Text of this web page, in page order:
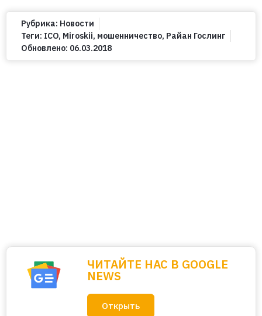
Рубрика: Новости
Теги: ICO, Miroskii, мошенничество, Райан Гослинг
Обновлено: 06.03.2018
ЧИТАЙТЕ НАС В GOOGLE
NEWS
Открыть